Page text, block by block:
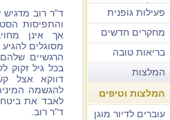
משלימה
פעילות גופנית
מחקרים חדשים
בריאות טובה
המלצות
המלצות וטיפים
עוברים לדיור מוגן
ד"ר רוב מדגיש
והתפיסות
אך אינן
מסוגלים
הרגשיים
בכל גיל זקוק
דווקא אצל
להגשמה
לאבד את
ד"ר רוב.